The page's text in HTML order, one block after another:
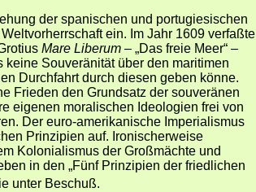
der spanischen und portugiesischen
ein. Im Jahr 1609 verfaßte
Mare Liberum – „Das freie Meer“ –
Souveränität über den maritimen
Durchfahrt durch diesen geben könne.
Frieden den Grundsatz der souveränen
eigenen moralischen Ideologien frei von
Der euro-amerikanische Imperialismus
Prinzipien auf. Ironischerweise
Kolonialismus der Großmächte und
in den „Fünf Prinzipien der friedlichen
unter Beschuß.